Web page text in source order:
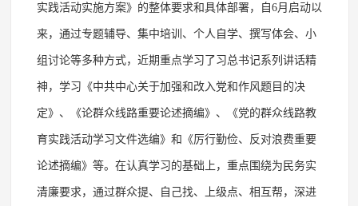
实践活动实施方案》的整体要求和具体部署，自 6月启动以
来，通过专题辅导、集中培训、个人自学、撰写体会、小
组讨论等多种方式，近期重点学习了习总书记系列讲话精
神，学习《中共中心关于加强和改入党和作风题目的决
定》、《论群众线路重要论述摘编》、《党的群众线路教
育实践活动学习文件选编》和《厉行勤俭、反对浪费重要
论述摘编》等。在认真学习的基础上，重点围绕为民务实
清廉要求，通过群众提、自己找、上级点、相互帮，深进